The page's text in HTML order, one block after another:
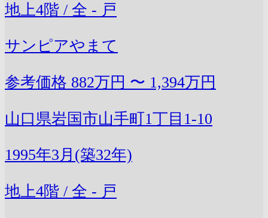
地上4階 / 全 - 戸
サンピアやまて
参考価格 882万円 〜 1,394万円
山口県岩国市山手町1丁目1-10
1995年3月(築32年)
地上4階 / 全 - 戸